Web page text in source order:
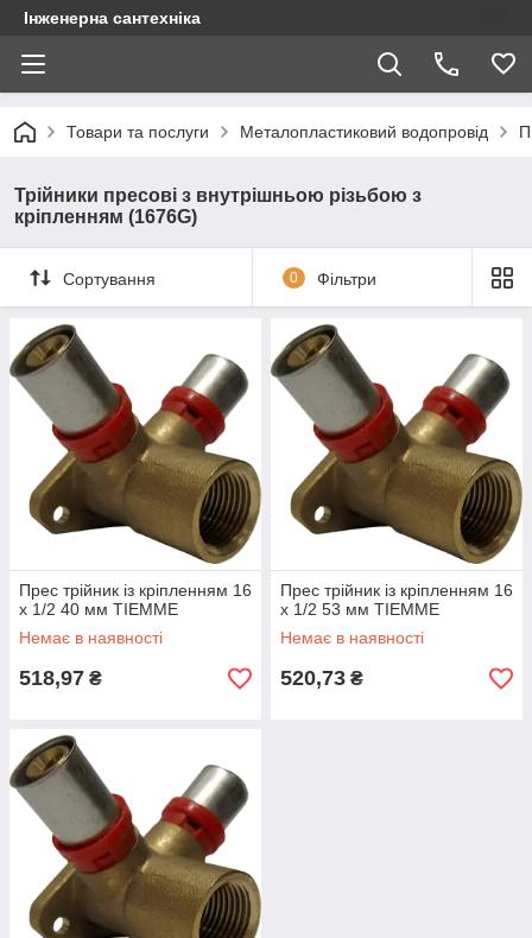
Інженерна сантехніка
Товари та послуги Металопластиковий водопровід
Трійники пресові з внутрішньою різьбою з
кріпленням (1676G)
Сортування 0 Фільтри
Прес трійник із кріпленням 16
х 1/2 40 мм TIEMME
Немає в наявності
518,97 ₴
Прес трійник із кріпленням 16
х 1/2 53 мм TIEMME
Немає в наявності
520,73 ₴